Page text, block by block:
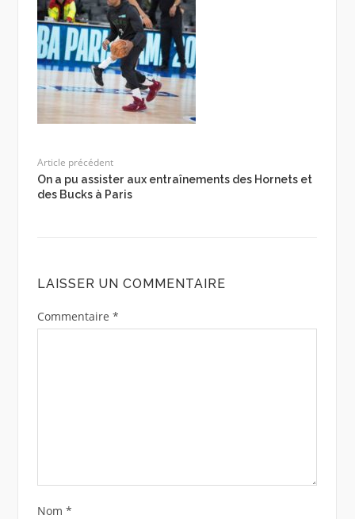
Article précédent
On a pu assister aux entraînements des Hornets et
des Bucks à Paris
LAISSER UN COMMENTAIRE
Commentaire *
Nom *